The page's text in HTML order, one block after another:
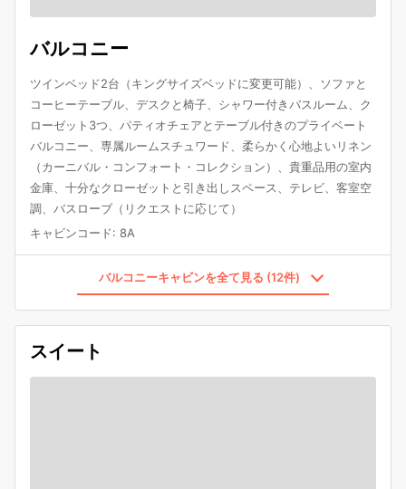
バルコニー
ツインベッド2台（キングサイズベッドに変更可能）、ソファと
コーヒーテーブル、デスクと椅子、シャワー付きバスルーム、ク
ローゼット3つ、パティオチェアとテーブル付きのプライベート
バルコニー、専属ルームスチュワード、柔らかく心地よいリネン
（カーニバル・コンフォート・コレクション）、貴重品用の室内
金庫、十分なクローゼットと引き出しスペース、テレビ、客室空
調、バスローブ（リクエストに応じて）
キャビンコード: 8A
バルコニーキャビンを全て見る (12件)
スイート